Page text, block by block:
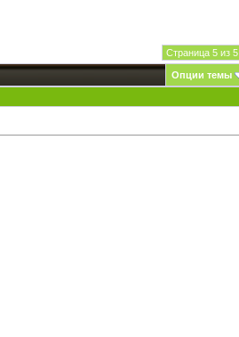
Страница 5 из 5
Опции темы